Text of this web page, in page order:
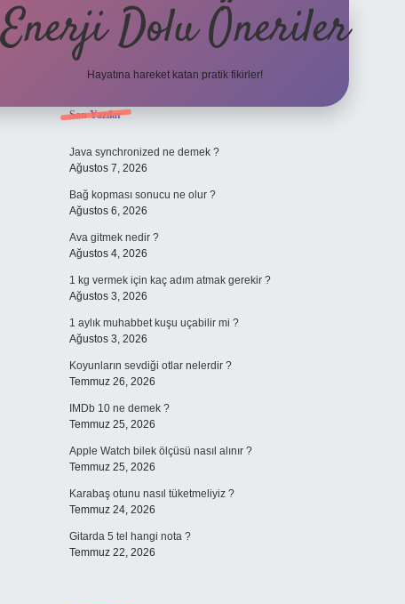
Enerji Dolu Öneriler
Hayatına hareket katan pratik fikirler!
Sidebar
Son Yazılar
Java synchronized ne demek ?
Ağustos 7, 2026
Bağ kopması sonucu ne olur ?
Ağustos 6, 2026
Ava gitmek nedir ?
Ağustos 4, 2026
1 kg vermek için kaç adım atmak gerekir ?
Ağustos 3, 2026
1 aylık muhabbet kuşu uçabilir mi ?
Ağustos 3, 2026
Koyunların sevdiği otlar nelerdir ?
Temmuz 26, 2026
IMDb 10 ne demek ?
Temmuz 25, 2026
Apple Watch bilek ölçüsü nasıl alınır ?
Temmuz 25, 2026
Karabaş otunu nasıl tüketmeliyiz ?
Temmuz 24, 2026
Gitarda 5 tel hangi nota ?
Temmuz 22, 2026